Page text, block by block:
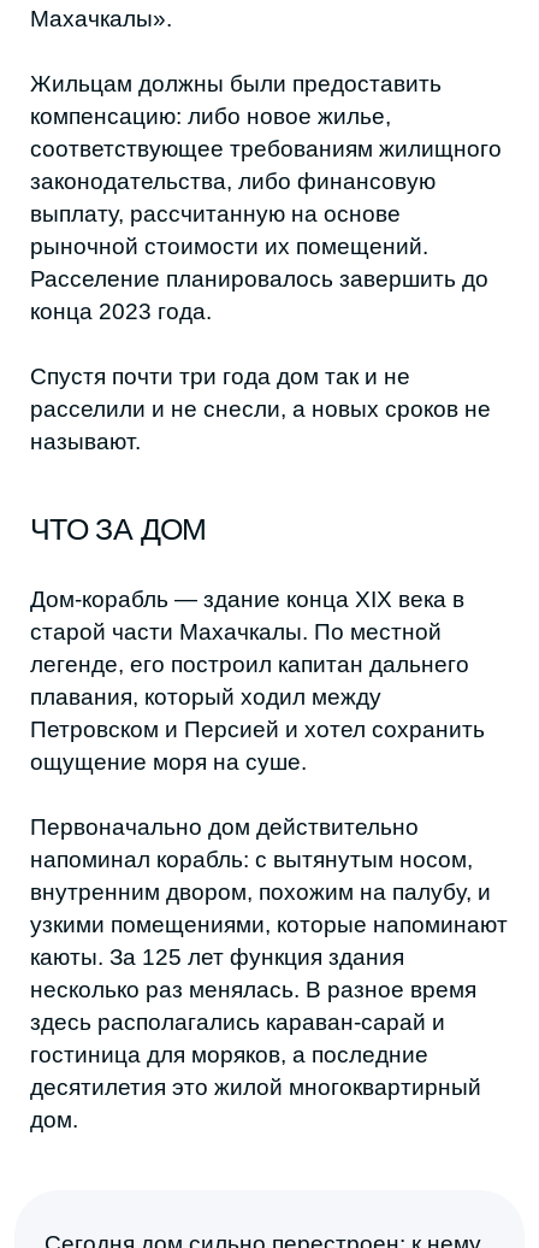
конца 2023 года.
расселили и не снесли, а новых сроков не
называют.
ЧТО ЗА ДОМ
Дом-корабль — здание конца XIX века в
старой части Махачкалы. По местной
легенде, его построил капитан дальнего
плавания, который ходил между
ощущение моря на суше.
Первоначально дом действительно
напоминал корабль: с вытянутым носом,
каюты. За 125 лет функция здания
гостиница для моряков, а последние
десятилетия это жилой многоквартирный
дом.
Сегодня дом сильно перестроен: к нему
заняли магазины, а первоначальная
архитектура частично утрачена. Тем не
менее, это один из немногих уцелевших
домов дореволюционной Махачкалы.
Район, где он стоит, почти полностью
застроен новыми зданиями.